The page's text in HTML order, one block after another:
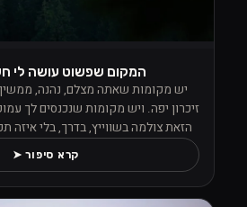
המקום שפשוט עושה לי
יש מקומות שאתה מצלם, נהנה,
זיכרון יפה. ויש מקומות שנכנסים לך
הזאת צולמה בשווייץ, בדרך, בלי איזה
מסוים, אבל מהרגע שראיתי את הנוף
לצלם. העננים ישבו נמוך בין העצים,
והכול הרגיש כאילו הטבע החליט
קרא סיפור ➤